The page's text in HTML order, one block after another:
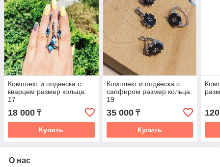
Комплект и подвеска с
кварцем размер кольца:
17
18 000 ₸
Купить
Комплект и подвеска с
сапфиром размер кольца:
19
35 000₸
Купить
О нас